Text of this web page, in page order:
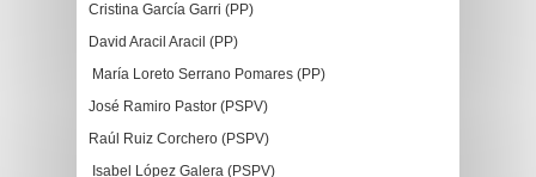
Cristina García Garri (PP)
David Aracil Aracil (PP)
María Loreto Serrano Pomares (PP)
José Ramiro Pastor (PSPV)
Raúl Ruiz Corchero (PSPV)
Isabel López Galera (PSPV)